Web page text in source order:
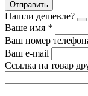
Отправить
Нашли дешевле?
Ваше имя *
Ваш номер
Ваш e-mail
Ссылка на товар